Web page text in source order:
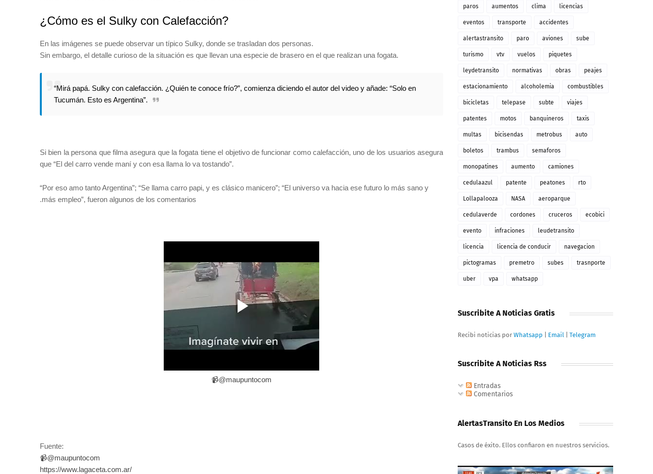
¿Cómo es el Sulky con Calefacción?
En las imágenes se puede observar un típico Sulky, donde se trasladan dos personas.
Sin embargo, el detalle curioso de la situación es que llevan una especie de brasero en el que realizan una fogata.
“Mirá papá. Sulky con calefacción. ¿Quién te conoce frío?”, comienza diciendo el autor del video y añade: “Solo en
Tucumán. Esto es Argentina”.
Si bien la persona que filma asegura que la fogata tiene el objetivo de funcionar como calefacción, uno de los usuarios asegura
que “El del carro vende maní y con esa llama lo va tostando”.
“Por eso amo tanto Argentina”; “Se llama carro papi, y es clásico manicero”; “El universo va hacia ese futuro lo más sano y
.más empleo”, fueron algunos de los comentarios
📹@maupuntocom
Fuente:
📹@maupuntocom
https://www.lagaceta.com.ar/
paros aumentos clima licencias
eventos transporte accidentes
alertastransito paro aviones sube
turismo vtv vuelos piquetes
leydetransito normativas obras peajes
estacionamiento alcoholemia combustibles
bicicletas telepase subte viajes
patentes motos banquineros taxis
multas bicisendas metrobus auto
boletos trambus semaforos
monopatines aumento camiones
cedulaazul patente peatones rto
Lollapalooza NASA aeroparque
cedulaverde cordones cruceros ecobici
evento infraciones leudetransito
licencia licencia de conducir navegacion
pictogramas premetro subes trasnporte
uber vpa whatsapp
Suscribite A Noticias Gratis
Recibi noticias por Whatsapp Email Telegram
Suscribite A Noticias Rss
Entradas
Comentarios
AlertasTransito En Los Medios
Casos de éxito. Ellos confiaron en nuestros servicios.